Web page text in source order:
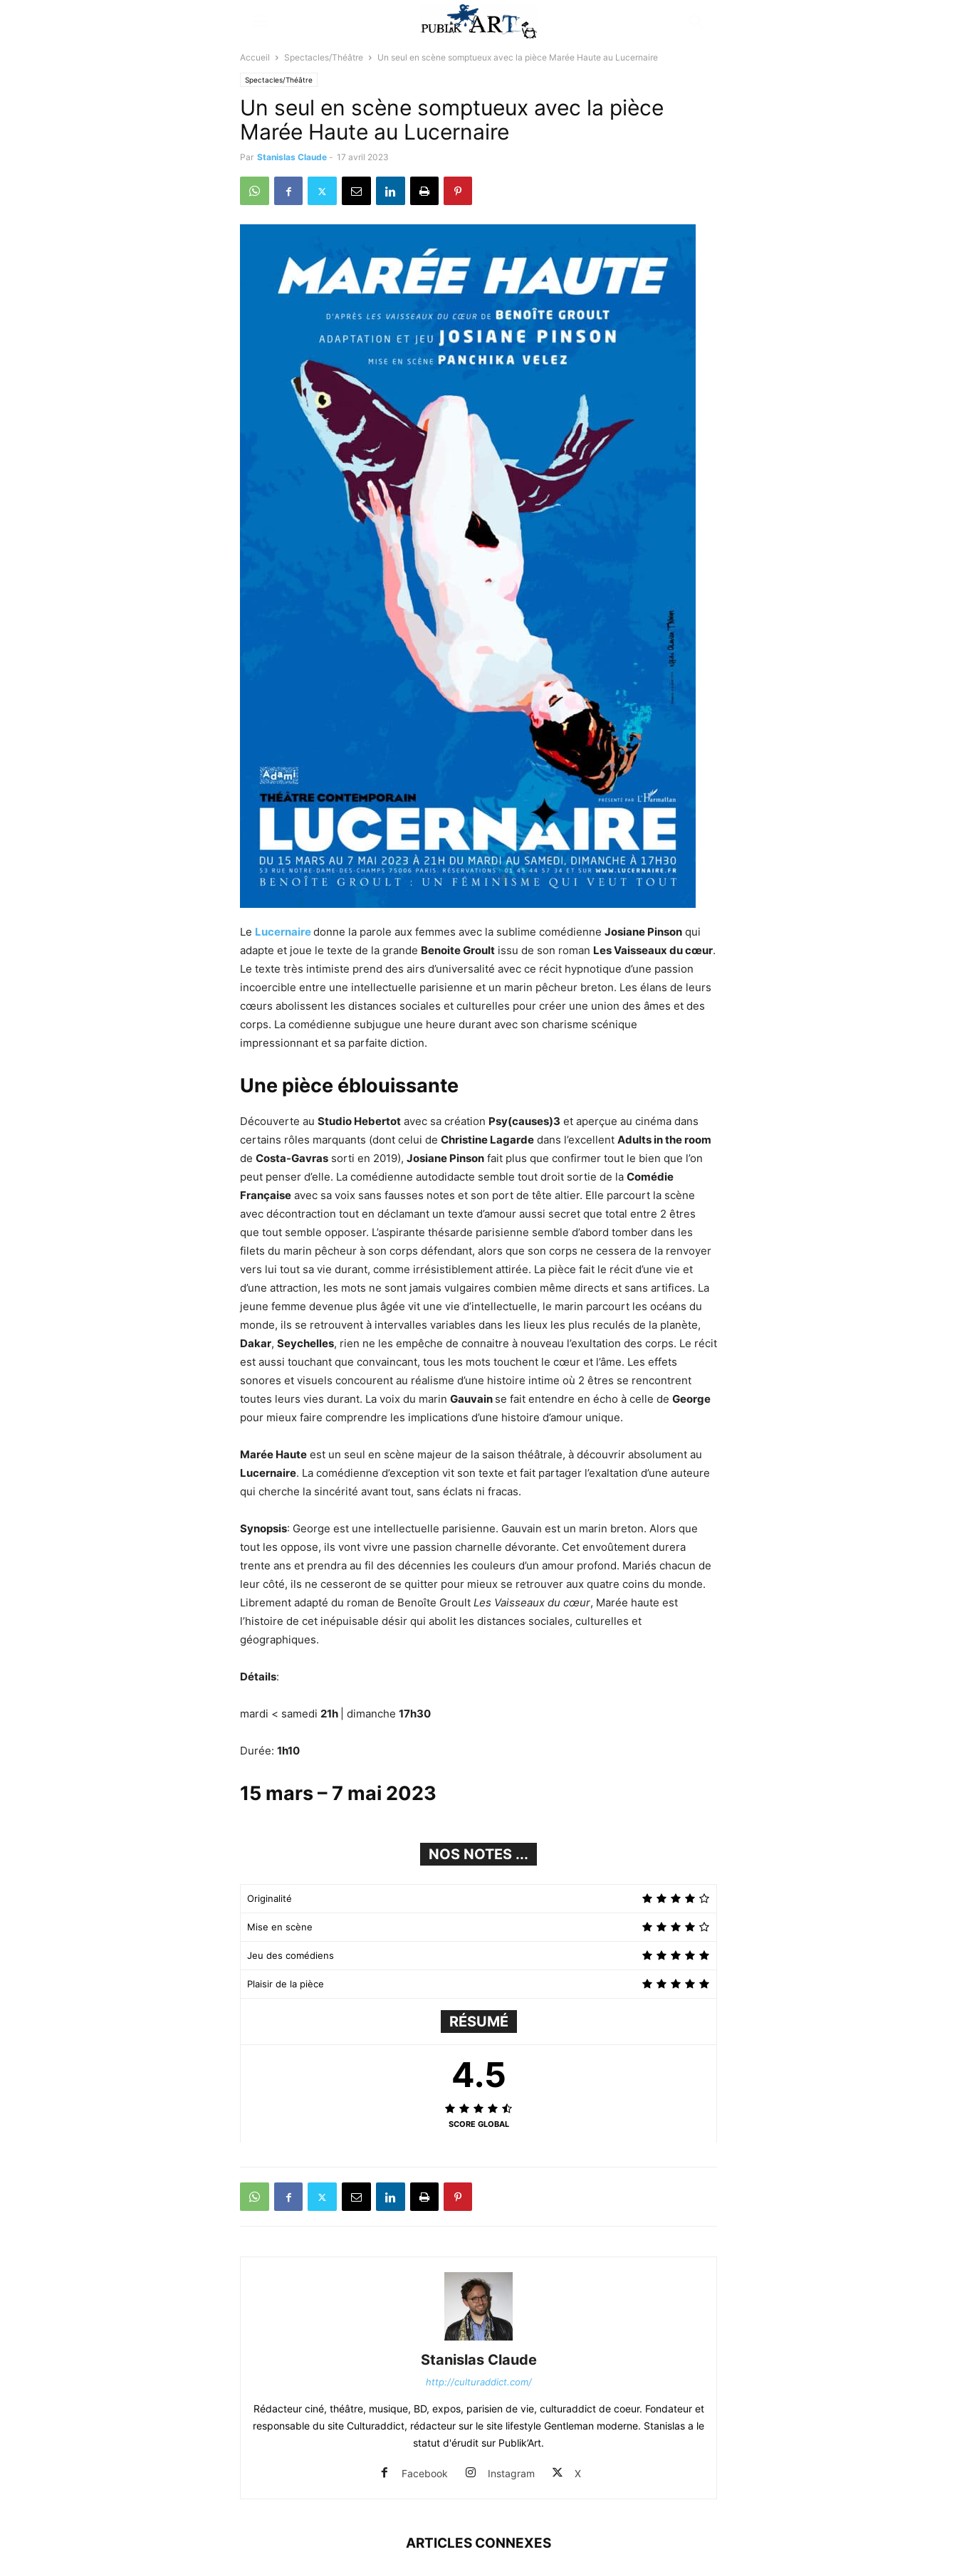
Accueil Spectacles/Théâtre Un seul en scène somptueux avec la pièce Marée Haute au Lucernaire
Spectacles/Théâtre
Un seul en scène somptueux avec la pièce
Marée Haute au Lucernaire
Par Stanislas Claude - 17 avril 2023
Le Lucernairedonne la parole aux femmes avec la sublime comédienne Josiane Pinson qui
adapte et joue le texte de la grande Benoite Groult issu de son roman Les Vaisseaux du cœur.
Le texte très intimiste prend des airs d’universalité avec ce récit hypnotique d’une passion
incoercible entre une intellectuelle parisienne et un marin pêcheur breton. Les élans de leurs
cœurs abolissent les distances sociales et culturelles pour créer une union des âmes et des
corps. La comédienne subjugue une heure durant avec son charisme scénique
impressionnant et sa parfaite diction.
Une pièce éblouissante
Découverte au Studio Hebertot avec sa création Psy(causes)3 et aperçue au cinéma dans
certains rôles marquants (dont celui de Christine Lagarde dans l’excellent Adults in the room
de Costa-Gavras sorti en 2019), Josiane Pinson fait plus que confirmer tout le bien que l’on
peut penser d’elle. La comédienne autodidacte semble tout droit sortie de la Comédie
Française avec sa voix sans fausses notes et son port de tête altier. Elle parcourt la scène
avec décontraction tout en déclamant un texte d’amour aussi secret que total entre 2 êtres
que tout semble opposer. L’aspirante thésarde parisienne semble d’abord tomber dans les
filets du marin pêcheur à son corps défendant, alors que son corps ne cessera de la renvoyer
vers lui tout sa vie durant, comme irrésistiblement attirée. La pièce fait le récit d’une vie et
d’une attraction, les mots ne sont jamais vulgaires combien même directs et sans artifices. La
jeune femme devenue plus âgée vit une vie d’intellectuelle, le marin parcourt les océans du
monde, ils se retrouvent à intervalles variables dans les lieux les plus reculés de la planète,
Dakar, Seychelles, rien ne les empêche de connaitre à nouveau l’exultation des corps. Le récit
est aussi touchant que convaincant, tous les mots touchent le cœur et l’âme. Les effets
sonores et visuels concourent au réalisme d’une histoire intime où 2 êtres se rencontrent
toutes leurs vies durant. La voix du marin Gauvain se fait entendre en écho à celle de George
pour mieux faire comprendre les implications d’une histoire d’amour unique.
Marée Haute est un seul en scène majeur de la saison théâtrale, à découvrir absolument au
Lucernaire. La comédienne d’exception vit son texte et fait partager l’exaltation d’une auteure
qui cherche la sincérité avant tout, sans éclats ni fracas.
Synopsis: George est une intellectuelle parisienne. Gauvain est un marin breton. Alors que
tout les oppose, ils vont vivre une passion charnelle dévorante. Cet envoûtement durera
trente ans et prendra au fil des décennies les couleurs d’un amour profond. Mariés chacun de
leur côté, ils ne cesseront de se quitter pour mieux se retrouver aux quatre coins du monde.
Librement adapté du roman de Benoîte Groult Les Vaisseaux du cœur, Marée haute est
l’histoire de cet inépuisable désir qui abolit les distances sociales, culturelles et
géographiques.
Détails:
mardi < samedi 21h | dimanche 17h30
Durée: 1h10
15 mars – 7 mai 2023
NOS NOTES ...
Originalité
Mise en scène
Jeu des comédiens
Plaisir de la pièce
RÉSUMÉ
4.5
SCORE GLOBAL
Stanislas Claude
http://culturaddict.com/
Rédacteur ciné, théâtre, musique, BD, expos, parisien de vie, culturaddict de coeur. Fondateur et
responsable du site Culturaddict, rédacteur sur le site lifestyle Gentleman moderne. Stanislas a le
statut d'érudit sur Publik’Art.
Facebook Instagram X
ARTICLES CONNEXES